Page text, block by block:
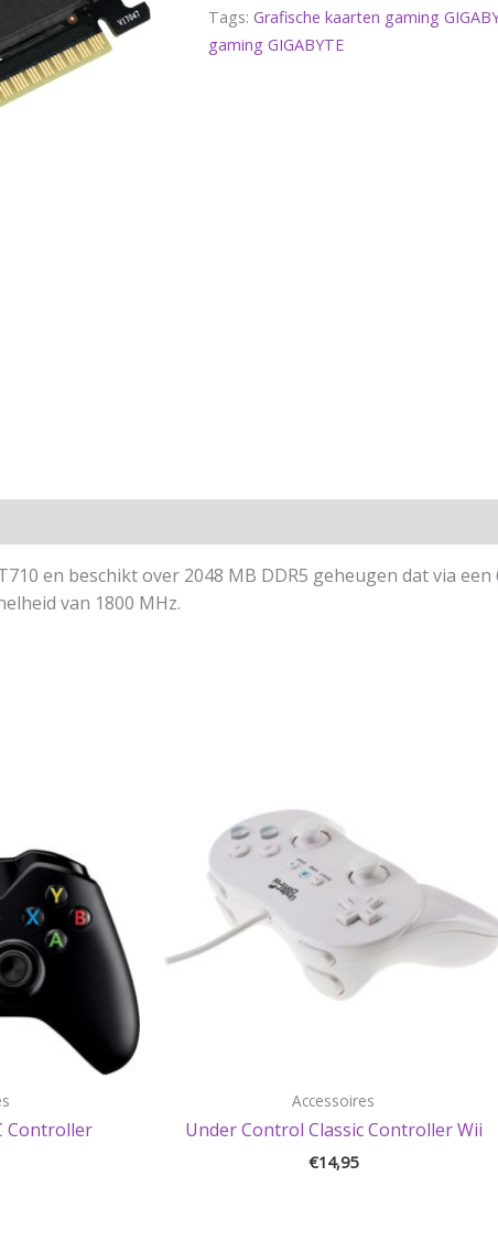
Tags:Grafische kaarten gaming
gaming GIGABYTE
en beschikt over 2048 MB DDR5 geheugen dat via
van 1800 MHz.
Controller
Accessoires
Under Control Classic Controller Wii
€14,95